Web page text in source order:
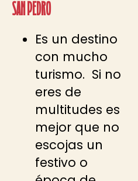
San Pedro
Es un destino
con mucho
turismo. Si no
eres de
multitudes es
mejor que no
escojas un
festivo o